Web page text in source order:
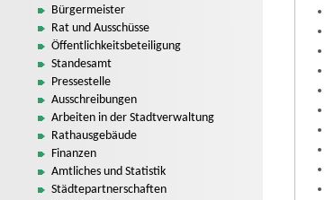
Bürgermeister
Rat und Ausschüsse
Öffentlichkeitsbeteiligung
Standesamt
Pressestelle
Ausschreibungen
Arbeiten in der Stadtverwaltung
Rathausgebäude
Finanzen
Amtliches und Statistik
Städtepartnerschaften